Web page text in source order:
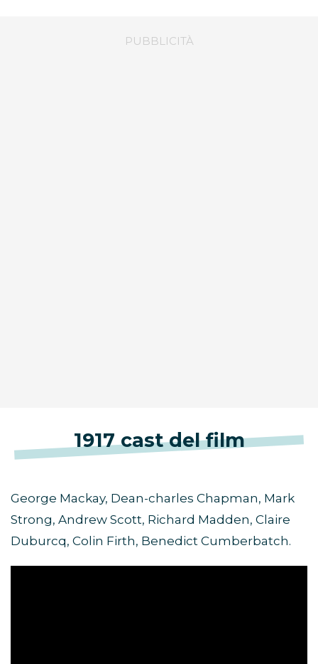
1917 cast del film
George Mackay, Dean-charles Chapman, Mark
Strong, Andrew Scott, Richard Madden, Claire
Duburcq, Colin Firth, Benedict Cumberbatch.